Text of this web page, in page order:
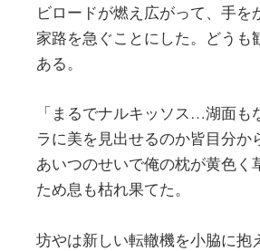
ビロードが燃え広がって、手
家路を急ぐことにした。どう
ある。
「まるでナルキッソス…湖面
ラに美を見出せるのか皆目分か
あいつのせいで俺の枕が黄色く
ため息も枯れ果てた。
坊やは新しい転轍機を小脇に抱